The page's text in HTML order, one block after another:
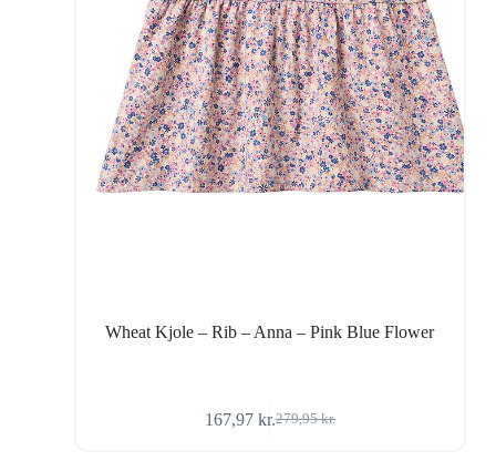
Wheat Kjole – Rib – Anna – Pink Blue Flower
279,95kr.
Den
167,97 kr.Den